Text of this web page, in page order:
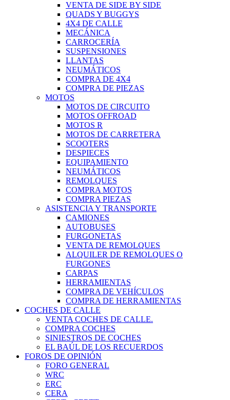
VENTA DE SIDE BY SIDE
QUADS Y BUGGYS
4X4 DE CALLE
MECÁNICA
CARROCERÍA
SUSPENSIONES
LLANTAS
NEUMÁTICOS
COMPRA DE 4X4
COMPRA DE PIEZAS
MOTOS
MOTOS DE CIRCUITO
MOTOS OFFROAD
MOTOS R
MOTOS DE CARRETERA
SCOOTERS
DESPIECES
EQUIPAMIENTO
NEUMÁTICOS
REMOLQUES
COMPRA MOTOS
COMPRA PIEZAS
ASISTENCIA Y TRANSPORTE
CAMIONES
AUTOBUSES
FURGONETAS
VENTA DE REMOLQUES
ALQUILER DE REMOLQUES O
FURGONES
CARPAS
HERRAMIENTAS
COMPRA DE VEHÍCULOS
COMPRA DE HERRAMIENTAS
COCHES DE CALLE
VENTA COCHES DE CALLE.
COMPRA COCHES
SINIESTROS DE COCHES
EL BAÚL DE LOS RECUERDOS
FOROS DE OPINIÓN
FORO GENERAL
WRC
ERC
CERA